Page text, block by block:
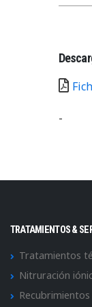
-
TRATAMIENTOS &
Tratamientos
Nitruración
Recubrimientos